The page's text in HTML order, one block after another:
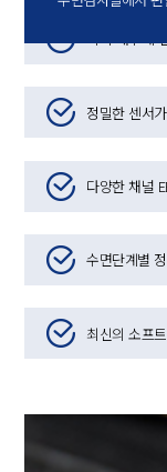
* 다중수면잠복기
기기 내부에
정밀한 센서
다양한 채널
수면단계별
최신의 소프